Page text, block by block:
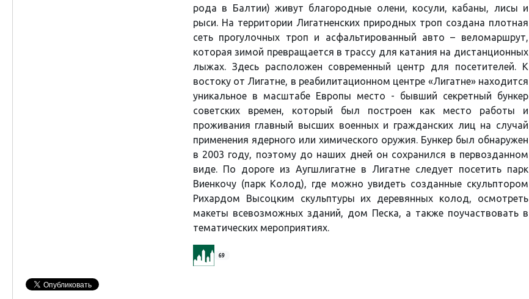
рода в Балтии) живут благородные олени, косули, кабаны, лисы и
рыси. На территории Лигатненских природных троп создана плотная
сеть прогулочных троп и асфальтированный авто – веломаршрут,
которая зимой превращается в трассу для катания на дистанционных
лыжах. Здесь расположен современный центр для посетителей. К
востоку от Лигатне, в реабилитационном центре «Лигатне» находится
уникальное в масштабе Европы место - бывший секретный бункер
советских времен, который был построен как место работы и
проживания главный высших военных и гражданских лиц на случай
применения ядерного или химического оружия. Бункер был обнаружен
в 2003 году, поэтому до наших дней он сохранился в первозданном
виде. По дороге из Аугшлигатне в Лигатне следует посетить парк
Виенкочу (парк Колод), где можно увидеть созданные скульптором
Рихардом Высоцким скульптуры их деревянных колод, осмотреть
макеты всевозможных зданий, дом Песка, а также поучаствовать в
тематических мероприятиях.
69